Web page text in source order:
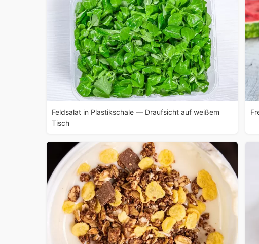
Feldsalat in Plastikschale — Draufsicht auf weißem
Tisch